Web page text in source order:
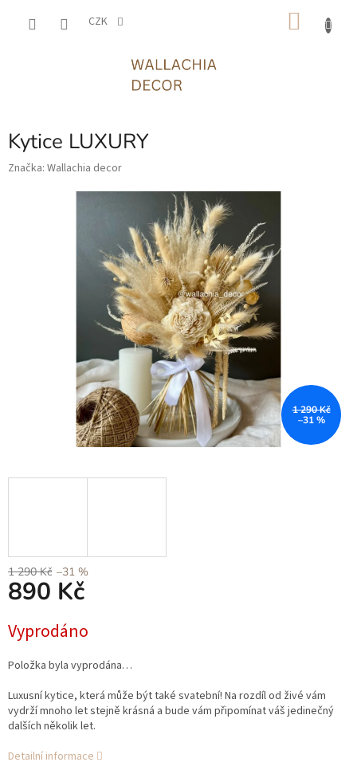
CZK
Kytice LUXURY
Značka: Wallachia decor
1 290 Kč
–31 %
1 290 Kč –31 %
890 Kč
cena:
Vyprodáno
Položka byla vyprodána…
Luxusní kytice, která může být také svatební! Na rozdíl od živé vám
vydrží mnoho let stejně krásná a bude vám připomínat váš jedinečný
dalších několik let.
Detailní informace